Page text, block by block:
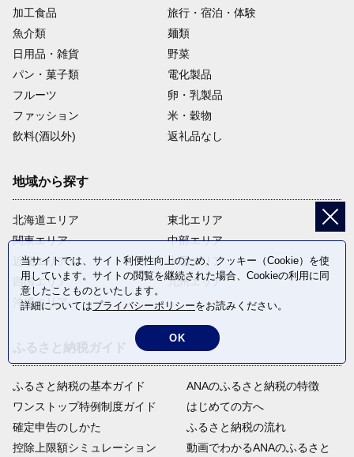
加工食品
旅行・宿泊・体験
魚介類
麺類
日用品・雑貨
野菜
パン・菓子類
電化製品
フルーツ
卵・乳製品
ファッション
米・穀物
飲料(酒以外)
返礼品なし
地域から探す
北海道エリア
関東エリア
近畿エリア
四国エリア
沖縄エリア
東北エリア
中部エリア
中国エリア
九州エリア
ふるさと納税の基本ガイド
ワンストップ特例制度ガイド
確定申告のしかた
控除上限額シミュレーション
ANAのふるさと納税の特徴
はじめての方へ
ふるさと納税の流れ
動画でわかるANAのふるさと
当サイトでは、サイト利便性向上のため、クッキー（Cookie）を使
用しています。サイトの閲覧を継続された場合、Cookieの利用に同
意したことものといたします。
詳細についてはプライバシーポリシーをお読みください。
OK